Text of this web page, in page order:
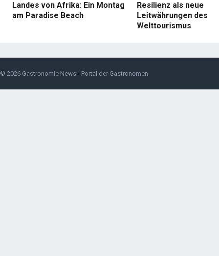
Landes von Afrika: Ein Montag
am Paradise Beach
Resilienz als neue
Leitwährungen des
Welttourismus
© 2026 Gastronomie News - Portal der Gastronomen